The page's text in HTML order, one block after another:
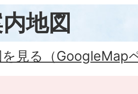
地図
見る（GoogleMap